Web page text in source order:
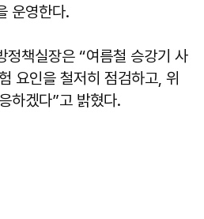
운영한다.
정책실장은 “여름철 승강기 사
요인을 철저히 점검하고, 위
하겠다”고 밝혔다.